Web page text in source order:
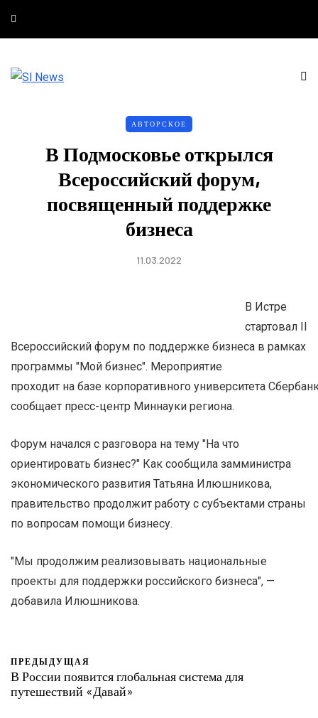
АВТОРСКОЕ
В Подмосковье открылся
Всероссийский форум,
посвященный поддержке
бизнеса
11.03.2022
В Истре
стартовал II
Всероссийский форум по поддержке бизнеса в рамках
программы "Мой бизнес". Мероприятие
проходит на базе корпоративного университета
сообщает пресс-центр Миннауки региона.
Форум начался с разговора на тему "На что
ориентировать бизнес?" Как сообщила замминистра
экономического развития Татьяна Илюшникова,
правительство продолжит работу с субъектами страны
по вопросам помощи бизнесу.
"Мы продолжим реализовывать национальные
проекты для поддержки российского бизнеса", —
добавила Илюшникова.
ПРЕДЫДУЩАЯ
В России появится глобальная система для
путешествий «Давай»